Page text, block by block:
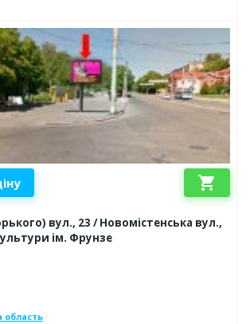
shopping_cart
вул., 23 / Новомістенська вул.,
ім. Фрунзе
область